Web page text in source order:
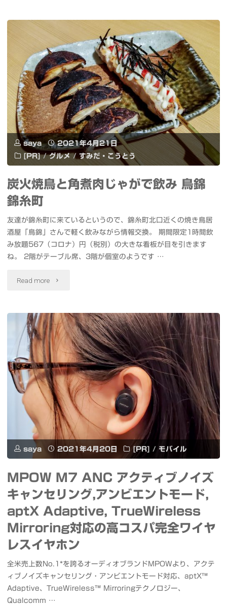
を
買
う
方
法"
錦
町
店"
FLIR
赤
外
線
カ
メ
内
鏡・
素
カ
メ
ラ
搭
載
の
超
タ
フ
ネ
ス
水
saya
2021年4月21日
[PR] / グルメ / すみだ・こうとう
炭火焼鳥と角煮肉じゃがで飲み 鳥錦
錦糸町
友達が錦糸町に来ているというので、錦糸町北口近くの焼き鳥居
酒屋「鳥錦」さんで軽く飲みながら情報交換。 期間限定1時間飲
み放題567（コロナ）円（税別）の大きな看板が目を引きます
ね。 2階がテーブル席、3階が個室のようです …
Read more "炭
焼
鳥
と
角
煮
肉
じ
が
飲
み
鳥
錦
saya 2021年4月20日 [PR] / モバイル
MPOW M7 ANC アクティブノイズ
キャンセリング,アンビエントモード,
aptX Adaptive, TrueWireless
Mirroring対応の高コスパ完全ワイヤ
レスイヤホン
全米売上数No.1*を誇るオーディオブランドMPOWより、アクテ
ィブノイズキャンセリング・アンビエントモード対応、aptX™
Adaptive、TrueWireless™ Mirroringテクノロジー、
Qualcomm …